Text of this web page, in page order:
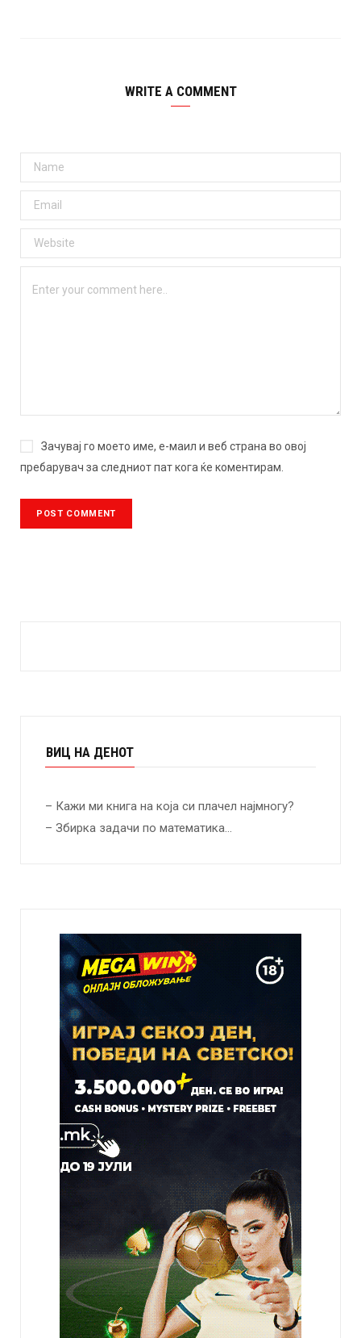
WRITE A COMMENT
Зачувај го моето име, е-маил и веб страна во овој
пребарувач за следниот пат кога ќе коментирам.
ВИЦ НА ДЕНОТ
– Кажи ми книга на која си плачел најмногу?
– Збирка задачи по математика…